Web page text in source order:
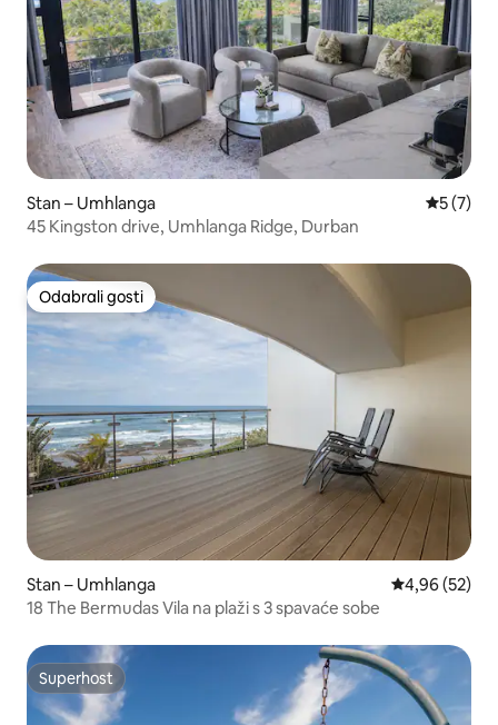
Stan – Umhlanga
5 (7)
45 Kingston drive, Umhlanga Ridge, Durban
Odabrali gosti
Odabrali gosti
Stan – Umhlanga Prosječna
4,96 (52)
18 The Bermudas Vila na plaži s 3 spavaće sobe
Superhost
Superhost